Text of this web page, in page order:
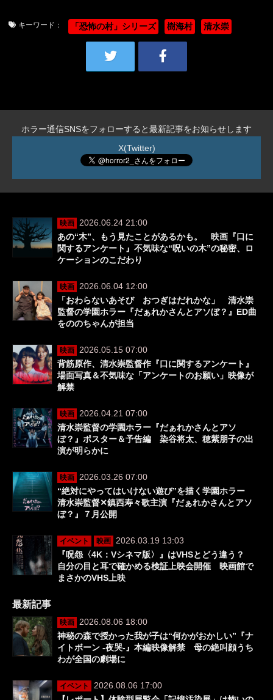
キーワード： 「恐怖の村」シリーズ 樹海村 清水崇
ホラー通信SNSをフォローすると最新記事をお知らせします
X(Twitter)
映画
2026.06.24 21:00
あの“木”、もう見たことがあるかも。 映画『口に
関するアンケート』不気味な“呪いの木”の秘密、ロ
ケーションのこだわり
映画
2026.06.04 12:00
「おわらないあそび おつぎはだれかな」 清水崇
監督の学園ホラー『だぁれかさんとアソぼ？』ED曲
をののちゃんが担当
映画
2026.05.15 07:00
背筋原作、清水崇監督作『口に関するアンケート』
場面写真＆不気味な「アンケートのお願い」映像が
解禁
映画
2026.04.21 07:00
清水崇監督の学園ホラー『だぁれかさんとアソ
ぼ？』ポスター＆予告編 染谷将太、穂紫朋子の出
演が明らかに
映画
2026.03.26 07:00
“絶対にやってはいけない遊び”を描く学園ホラー
清水崇監督✕鎮西寿々歌主演『だぁれかさんとアソ
ぼ？』７月公開
イベント 映画
2026.03.19 13:03
『呪怨〈4K：Vシネマ版〉』はVHSとどう違う？
自分の目と耳で確かめる検証上映会開催 映画館で
まさかのVHS上映
最新記事
映画
2026.08.06 18:00
神秘の森で授かった我が子は“何かがおかしい”『ナ
イトボーン -夜哭-』本編映像解禁 母の絶叫顔うち
わが全国の劇場に
イベント
2026.08.06 17:00